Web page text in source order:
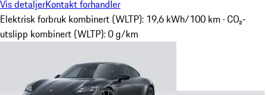
Vis detaljerKontakt forhandler
Elektrisk forbruk kombinert (WLTP): 19,6 kWh/100 km · CO₂-
utslipp kombinert (WLTP): 0 g/km